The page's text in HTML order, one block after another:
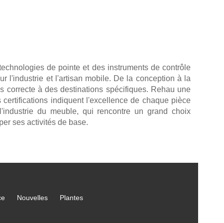
de pointe et des instruments de contrôle
l'industrie et l'artisan mobile. De la conception à la
à des destinations spécifiques. Rehau une
indiquent l'excellence de chaque pièce
du meuble, qui rencontre un grand choix
ses activités de base.
Nouvelles Plantes